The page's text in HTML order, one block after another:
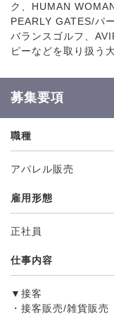
ク、HUMAN
PEARLY GATES/パ
バランスゴルフ、
ピーなどを取り扱う
募集要項
職種
アパレル販売
雇用形態
正社員
仕事内容
▼接客
・接客販売/雑貨販売